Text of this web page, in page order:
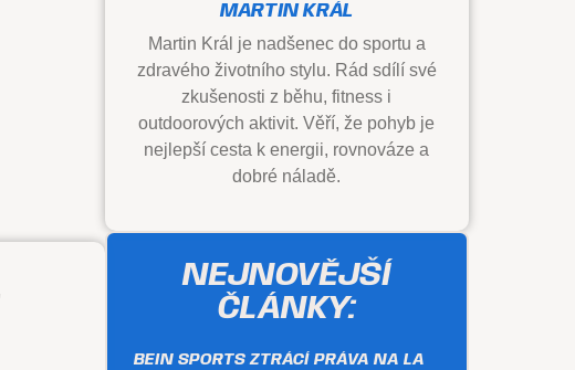
MARTIN KRÁL
Martin Král je nadšenec do sportu a
zdravého životního stylu. Rád sdílí své
zkušenosti z běhu, fitness i
outdoorových aktivit. Věří, že pohyb je
nejlepší cesta k energii, rovnováze a
dobré náladě.
NEJNOVĚJŠÍ
ČLÁNKY:
BEIN SPORTS ZTRÁCÍ PRÁVA NA LA